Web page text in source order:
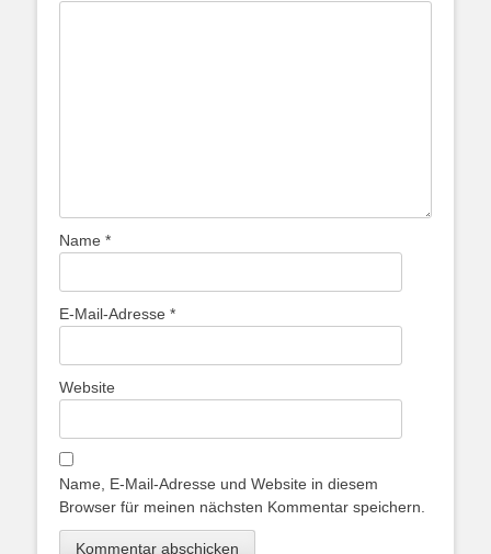
Name *
E-Mail-Adresse *
Website
Name, E-Mail-Adresse und Website in diesem
Browser für meinen nächsten Kommentar speichern.